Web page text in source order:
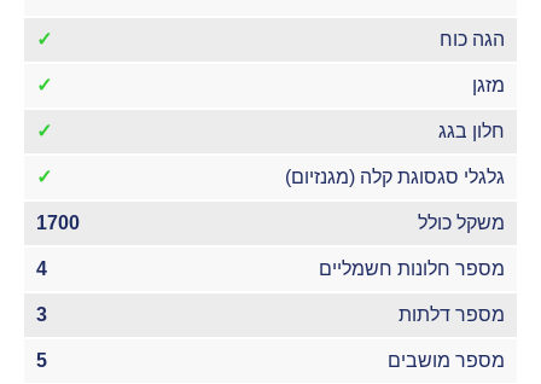
הגה כוח ✓
מזגן ✓
חלון בגג ✓
גלגלי סגסוגת קלה (מגנזיום) ✓
משקל כולל 1700
מספר חלונות חשמליים 4
מספר דלתות 3
מספר מושבים 5